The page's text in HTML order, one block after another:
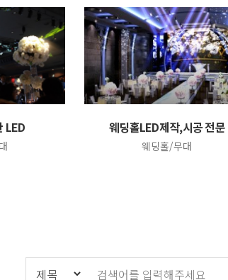
LED 웨딩홀LED제작,시공 전문
웨딩홀/무대